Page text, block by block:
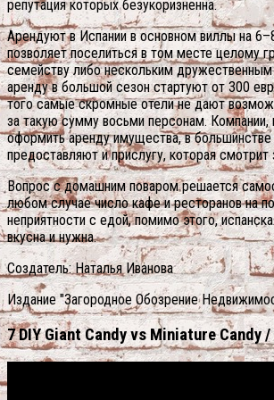
репутация которых безукоризненна.
Арендуют в Испании в основном виллы на
позволяет поселиться в том месте целому
семейству либо нескольким
аренду в большой сезон стартуют от 300
того самые скромные отели не дают
за такую сумму восьми персонам.
оформить аренду имущества, в большинстве
предоставляют и прислугу, которая смотрит
Вопрос с домашним поваром решается
любом случае число кафе и ресторанов на
неприятности с едой, помимо этого,
вкусна и нужна.
Создатель: Наталья Иванова
Издание "Загородное Обозрение
7 DIY Giant Candy vs Miniature Candy